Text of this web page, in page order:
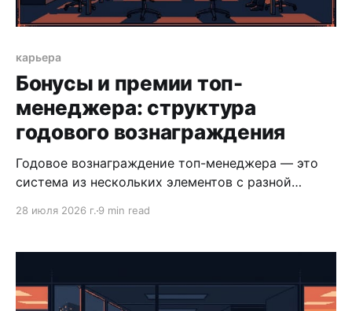
карьера
Бонусы и премии топ-
менеджера: структура
годового вознаграждения
Годовое вознаграждение топ-менеджера — это
система из нескольких элементов с разной
28 июля 2026 г. 9 min read